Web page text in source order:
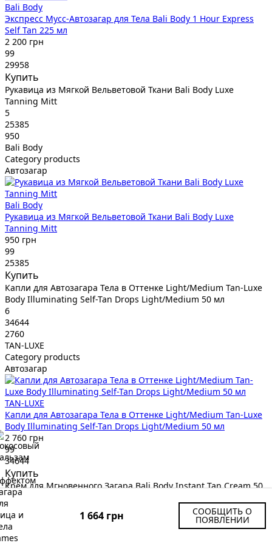
1 664 грн СООБЩИТЬ О
ПОЯВЛЕНИИ
Bali Body
Экспресс Мусс-Автозагар для Тела Bali Body 1 Hour Express
Self Tan 225 мл
2 200 грн
99
29958
Купить
Рукавица из Мягкой Вельветовой Ткани Bali Body Luxe
Tanning Mitt
5
25385
950
Bali Body
Category products
Автозагар
Bali Body
Рукавица из Мягкой Вельветовой Ткани Bali Body Luxe
Tanning Mitt
950 грн
99
25385
Купить
Капли для Автозагара Тела в Оттенке Light/Medium Tan-Luxe
Body Illuminating Self-Tan Drops Light/Medium 50 мл
6
34644
2760
TAN-LUXE
Category products
Автозагар
TAN-LUXE
Капли для Автозагара Тела в Оттенке Light/Medium Tan-Luxe
Body Illuminating Self-Tan Drops Light/Medium 50 мл
2 760 грн
99
34644
Купить
Крем для Мгновенного Загара Bali Body Instant Tan Cream 50
мл
7
34522
650